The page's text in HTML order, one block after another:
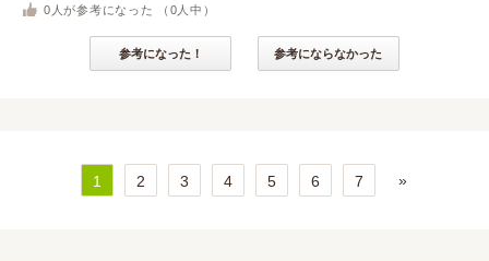
0 人が参考になった （ 0 人中）
参考になった！ 参考にならなかった
1 2 3 4 5 6 7 »